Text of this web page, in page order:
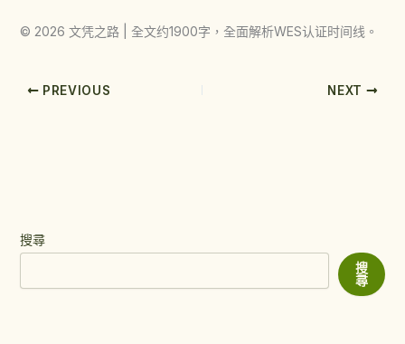
© 2026 文凭之路 | 全文约1900字，全面解析WES认证时间线。
PREVIOUS NEXT
搜尋
搜
尋